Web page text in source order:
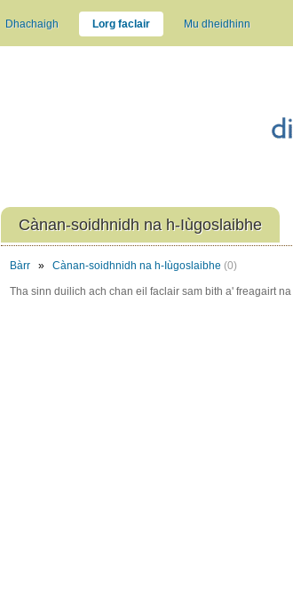
Dhachaigh Lorg faclair Mu dheidhinn
Cànan-soidhnidh na h-Iùgoslaibhe
Bàrr » Cànan-soidhnidh na h-Iùgoslaibhe (0)
Tha sinn duilich ach chan eil faclair sam bith a' freagairt